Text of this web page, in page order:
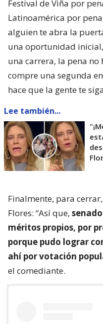
Festival de Viña por
Latinoamérica por
alguien te abra la
una oportunidad
una carrera, la pena no
compre una segunda
hace que la gente te
Lee también...
Finalmente, para
Flores: “Así que,
méritos propios, por
porque pudo lograr
ahí por votación
el comediante.